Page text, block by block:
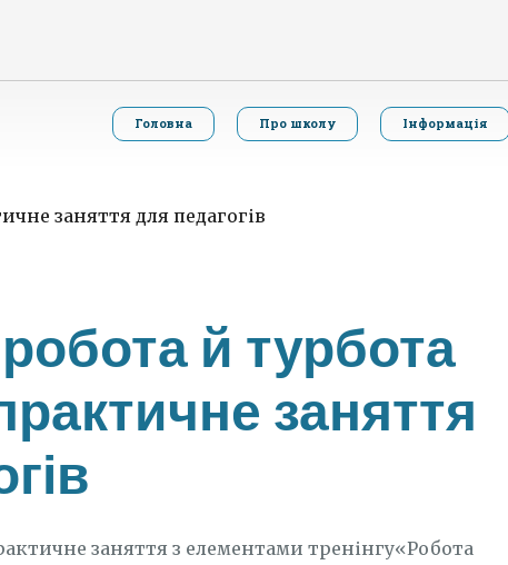
Головна Про школу Інформація
й турбота
заняття
заняття з елементами тренінгу«Робота